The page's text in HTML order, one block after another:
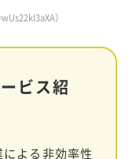
）
ビス紹
よる非効率性